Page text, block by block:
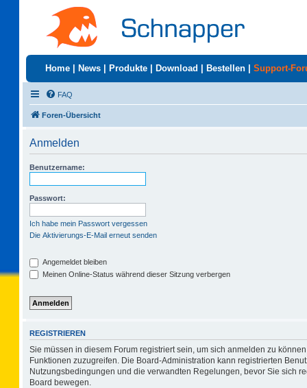
Home News Produkte Download Bestellen Support-
FAQ
Foren-Übersicht
Anmelden
Benutzername:
Passwort:
Ich habe mein Passwort vergessen
Die Aktivierungs-E-Mail erneut senden
Angemeldet bleiben
Meinen Online-Status während dieser Sitzung verbergen
REGISTRIEREN
Sie müssen in diesem Forum registriert sein, um sich anmelden zu
Funktionen zuzugreifen. Die Board-Administration kann registrierten
Nutzungsbedingungen und die verwandten Regelungen, bevor Sie sich
Board bewegen.